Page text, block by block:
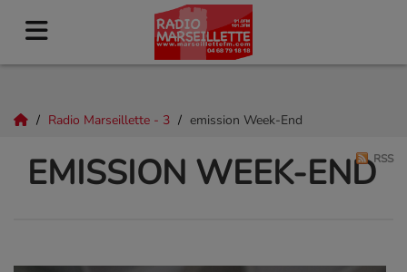
Radio Marseillette - 3 emission Week-End
EMISSION WEEK-ENDRSS